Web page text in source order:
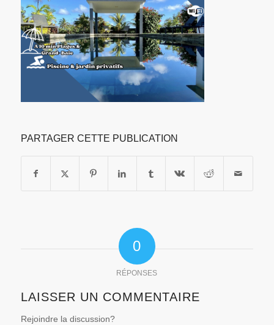
PARTAGER CETTE PUBLICATION
0
RÉPONSES
LAISSER UN COMMENTAIRE
Rejoindre la discussion?